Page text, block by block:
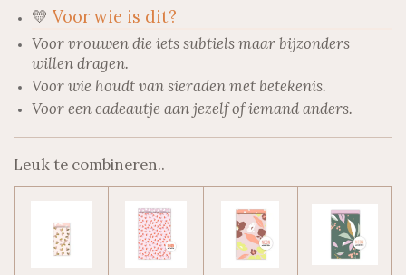
💛 Voor wie is dit?
Voor vrouwen die iets subtiels maar bijzonders
willen dragen.
Voor wie houdt van sieraden met betekenis.
Voor een cadeautje aan jezelf of iemand anders.
Leuk te combineren..